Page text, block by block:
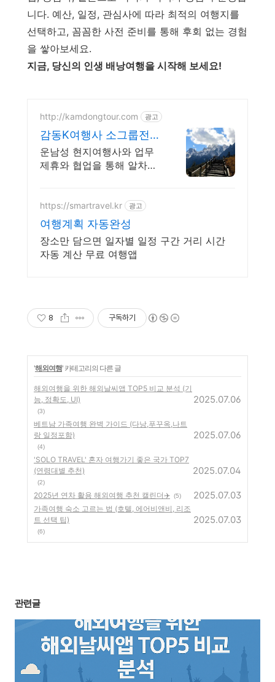
니다. 예산, 일정, 관심사에 따라 최적의 여행지를
선택하고, 꼼꼼한 사전 준비를 통해 후회 없는 경험
을 쌓아보세요.
지금, 당신의 인생 배낭여행을 시작해 보세요!
http://kamdongtour.com 광고
감동K여행사 소그룹전문
맞춤여행 및 패키지여행
운남성 현지여행사와 업무
제휴와 협업을 통해 알차고
https://smartravel.kr 광고
여행계획 자동완성
장소만 담으면 일자별 일정 구간 거리 시간
자동 계산 무료 여행앱
8 구독하기
'해외여행' 카테고리의 다른 글
해외여행을 위한 해외날씨앱 TOP5 비교 분석 (기
능, 정확도, UI)
(3)
2025.07.06
베트남 가족여행 완벽 가이드 (다낭,푸꾸옥,나트
랑 일정포함)
(4)
2025.07.06
'SOLO TRAVEL' 혼자 여행가기 좋은 국가 TOP7
(연령대별 추천)
(2)
2025.07.04
2025년 연차 활용 해외여행 추천 캘린더✈️ (5) 2025.07.03
가족여행 숙소 고르는 법 (호텔, 에어비앤비, 리조
트 선택 팁)
(6)
2025.07.03
관련글